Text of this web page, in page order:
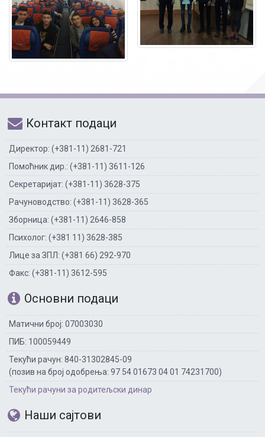
Контакт подаци
Директор: (+381-11) 2681-721
Помоћник дир.: (+381-11) 3611-126
Секретаријат: (+381-11) 3628-375
Рачуноводство: (+381-11) 3628-365
Зборница: (+381-11) 2646-858
Психолог: (+381 11) 3628-385
Лице за ЗПЛ: (+381 66) 292-970
Факс: (+381-11) 3612-595
Основни подаци
Матични број: 07003030
ПИБ: 100059449
Текући рачун: 840-31302845-09
(позив на број одобрења: 97 54 01673 04 01 74231700)
Текући рачуни за родитељски динар
Наши сајтови